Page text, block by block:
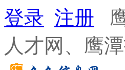
登录 注册
人才网、鹰